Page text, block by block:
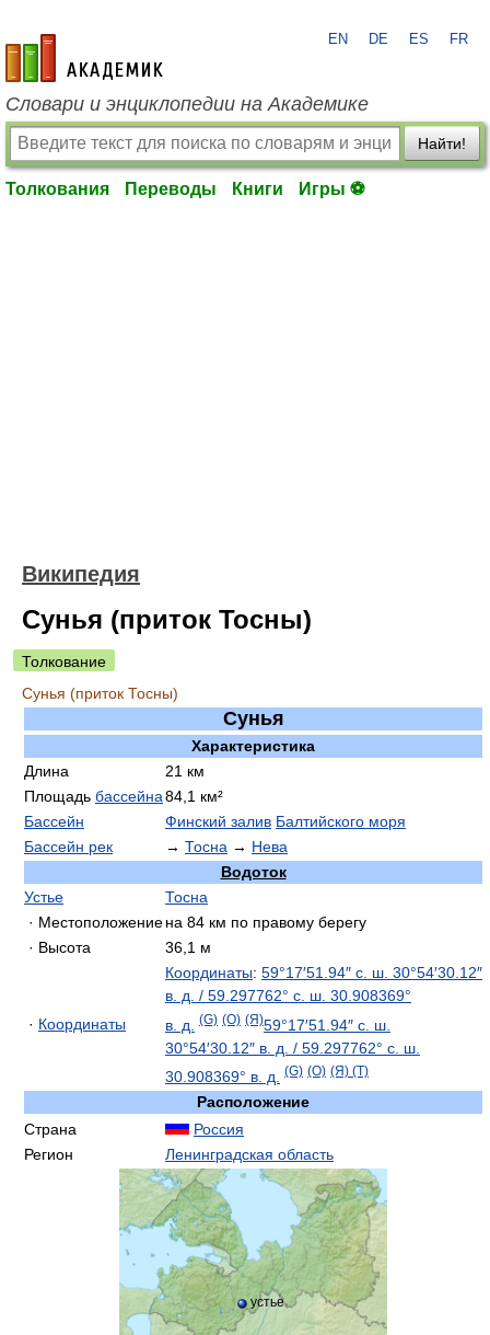
academic.ru
EN DE ES FR
Словари и энциклопедии на Академике
Найти!
Толкования Переводы Книги Игры ⚽
Википедия
Сунья (приток Тосны)
Толкование
Сунья (приток Тосны)
Сунья
Характеристика
Длина
21 км
Площадь бассейна84,1 км²
Бассейн
Финский залив Балтийского моря
Бассейн рек
→ Тосна → Нева
Водоток
Устье
Тосна
· Местоположениена 84 км по правому берегу
· Высота
36,1 м
· Координаты
Координаты: 59°17′51.94″ с. ш. 30°54′30.12″
в. д. / 59.297762° с. ш. 30.908369°
в. д.
(G) (O) (Я)59°17′51.94″ с. ш.
30°54′30.12″ в. д. / 59.297762° с. ш.
30.908369° в. д. (G) (O) (Я) (T)
Расположение
Страна
Россия
Регион
Ленинградская область
устье